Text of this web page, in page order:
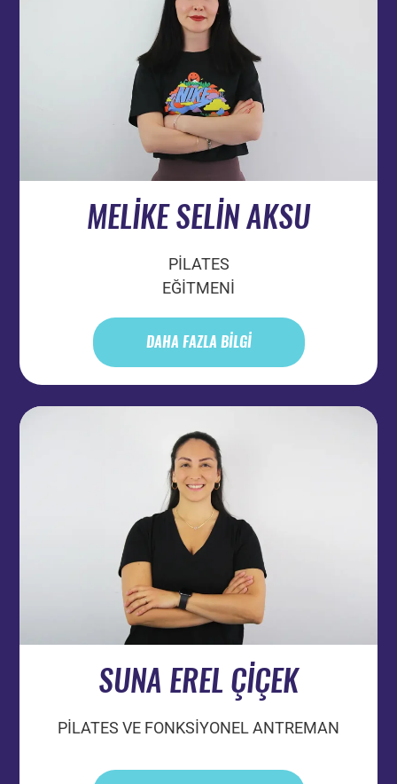
MELİKE SELİN AKSU
PİLATES
EĞİTMENİ
DAHA FAZLA BİLGİ
SUNA EREL ÇİÇEK
PİLATES VE FONKSİYONEL ANTREMAN